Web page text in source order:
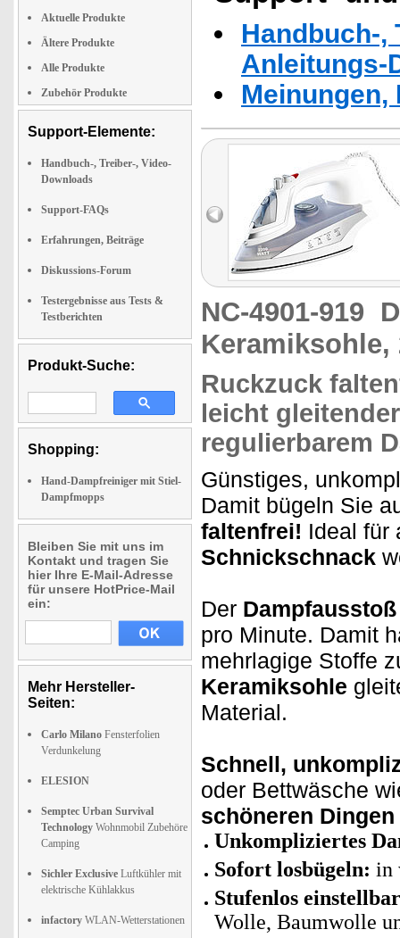
Aktuelle Produkte
Ältere Produkte
Alle Produkte
Zubehör Produkte
Support-Elemente:
Handbuch-, Treiber-, Video-
Downloads
Support-FAQs
Erfahrungen, Beiträge
Diskussions-Forum
Testergebnisse aus Tests &
Testberichten
Produkt-Suche:
Shopping:
Hand-Dampfreiniger mit Stiel-
Dampfmopps
Bleiben Sie mit uns im
Kontakt und tragen Sie
hier Ihre E-Mail-Adresse
für unsere HotPrice-Mail
ein:
Mehr Hersteller-
Seiten:
Carlo Milano Fensterfolien
Verdunkelung
ELESION
Semptec Urban Survival
Technology Wohnmobil Zubehöre
Camping
Sichler Exclusive Luftkühler mit
elektrische Kühlakkus
infactory WLAN-Wetterstationen
Handbuch-,
Anleitungs-
NC-4901-919
Keramiksohle,
Ruckzuck
leicht
regulierbarem
Günstiges,
Damit bügeln Sie
faltenfrei! Ideal für
Schnickschnack
Der
pro Minute. Damit
mehrlagige Stoffe
Keramiksohle
Material.
Schnell,
oder Bettwäsche
schöneren
Unkompliziertes
Sofort losbügeln: in
Stufenlos
Wolle, Baumwolle